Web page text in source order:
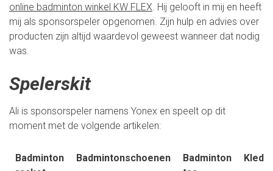
online badminton winkel KW FLEX . Hij gelooft in mij en heeft
mij als sponsorspeler opgenomen. Zijn hulp en advies over
producten zijn altijd waardevol geweest wanneer dat nodig
was.
Spelerskit
Ali is sponsorspeler namens Yonex en speelt op dit
moment met de volgende artikelen:
Badminton
Badmintonschoenen
Badminton